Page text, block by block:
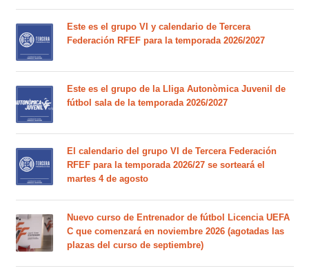
Este es el grupo VI y calendario de Tercera
Federación RFEF para la temporada 2026/2027
Este es el grupo de la Lliga Autonòmica Juvenil de
fútbol sala de la temporada 2026/2027
El calendario del grupo VI de Tercera Federación
RFEF para la temporada 2026/27 se sorteará el
martes 4 de agosto
Nuevo curso de Entrenador de fútbol Licencia UEFA
C que comenzará en noviembre 2026 (agotadas las
plazas del curso de septiembre)